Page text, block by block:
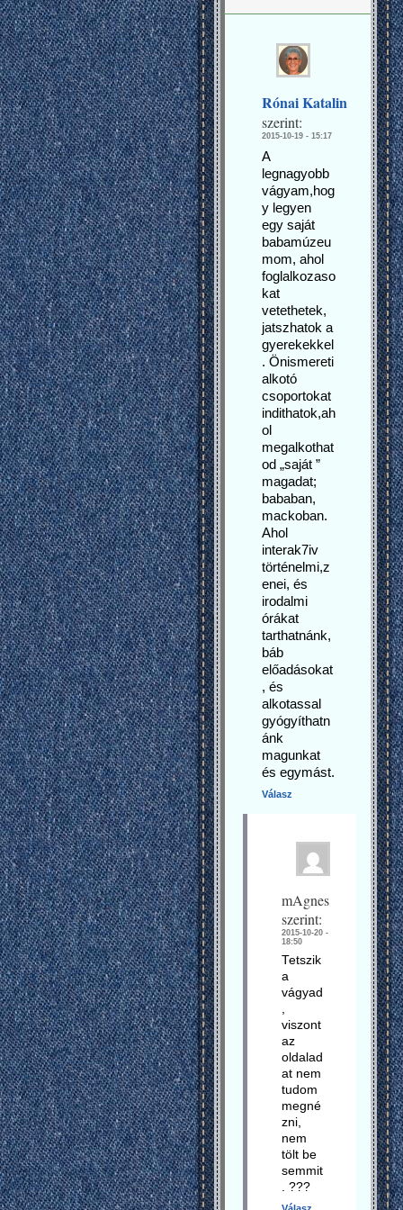
Rónai Katalin
szerint:
2015-10-19 - 15:17
A
legnagyobb
vágyam,hog
y legyen
egy saját
babamúzeu
mom, ahol
foglalkozaso
kat
vetethetek,
jatszhatok a
gyerekekkel
. Önismereti
alkotó
csoportokat
indithatok,ah
ol
megalkothat
od „saját ”
magadat;
bababan,
mackoban.
Ahol
interak7iv
történelmi,z
enei, és
irodalmi
órákat
tarthatnánk,
báb
előadásokat
, és
alkotassal
gyógyíthatn
ánk
magunkat
és egymást.
Válasz
mAgnes
szerint:
2015-10-20 -
18:50
Tetszik
a
vágyad
,
viszont
az
oldalad
at nem
tudom
megné
zni,
nem
tölt be
semmit
. ???